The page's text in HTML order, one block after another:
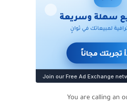
You are calling an